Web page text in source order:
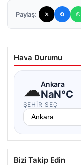
Paylaş:
Hava Durumu
☁Ankara
NaN°C
ŞEHIR SEÇ
Bizi Takip Edin